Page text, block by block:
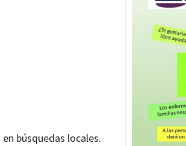
búsquedas locales.